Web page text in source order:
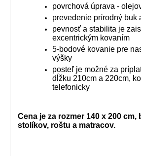
povrchová úprava -
prevedenie prírodný buk
pevnosť a stabilita je
excentrickým kovaním
5-bodové kovanie pre
výšky
posteľ je možné za
dĺžku 210cm a 220cm,
telefonicky
Cena je za rozmer 140 x 200 cm,
stolíkov, roštu a matracov.